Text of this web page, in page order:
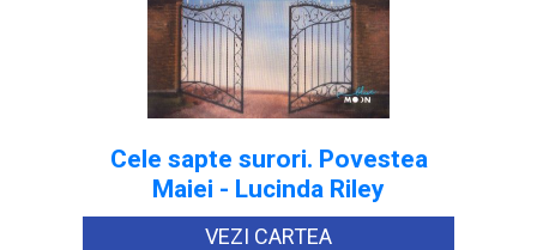
Cele sapte surori. Povestea
Maiei - Lucinda Riley
VEZI CARTEA